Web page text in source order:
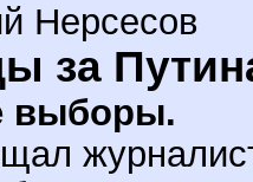
Нерсесов
за
выборы.